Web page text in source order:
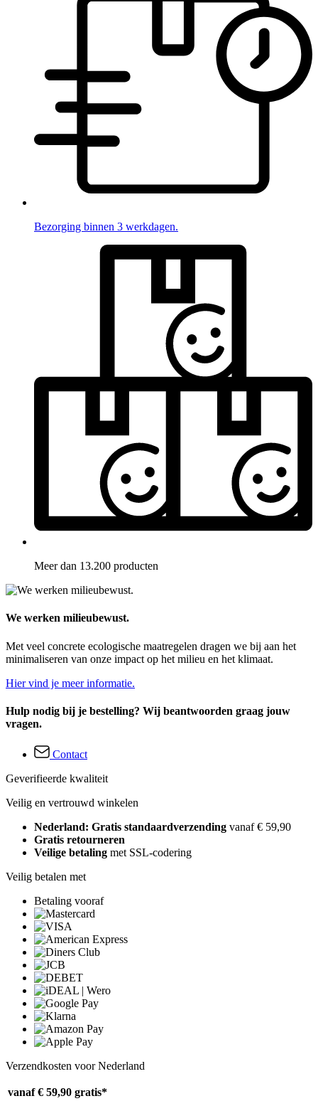
Bezorging binnen 3 werkdagen.
Meer dan 13.200 producten
We werken milieubewust.
Met veel concrete ecologische maatregelen dragen we bij aan het
minimaliseren van onze impact op het milieu en het klimaat.
Hier vind je meer informatie.
Hulp nodig bij je bestelling? Wij beantwoorden graag jouw
vragen.
Contact
Geverifieerde kwaliteit
Veilig en vertrouwd winkelen
Nederland: Gratis standaardverzending vanaf € 59,90
Gratis retourneren
Veilige betaling met SSL-codering
Veilig betalen met
Betaling vooraf
Verzendkosten voor Nederland
vanaf € 59,90 gratis*